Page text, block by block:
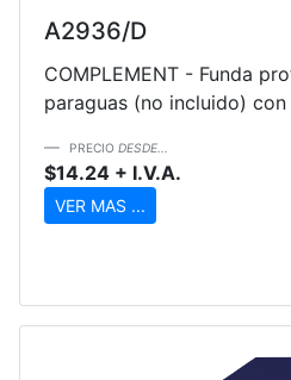
A2936/D
COMPLEMENT - Funda
paraguas (no incluido)
PRECIO DESDE...
$14.24 + I.V.A.
VER MAS ...